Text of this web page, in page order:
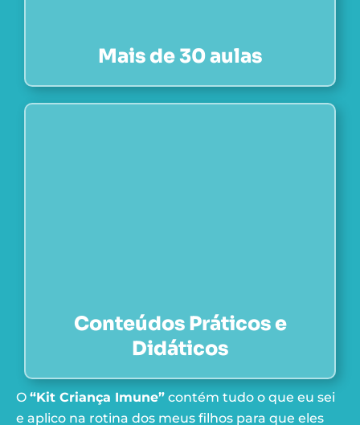
Mais de 30 aulas
Conteúdos Práticos e
Didáticos
O “Kit Criança Imune” contém tudo o que eu sei
e aplico na rotina dos meus filhos para que eles